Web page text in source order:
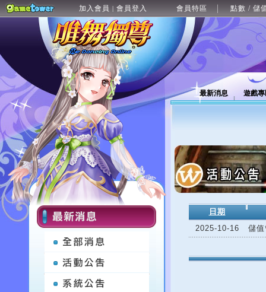
加入會員 | 會員登入 會員特區 點數 / 儲
最新消息 遊戲
日期
2025-10-16
儲